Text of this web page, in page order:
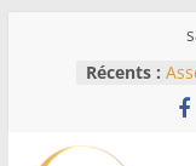
Récents :